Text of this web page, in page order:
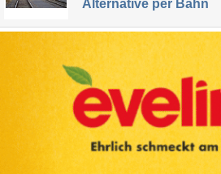
Alternative per Bahn